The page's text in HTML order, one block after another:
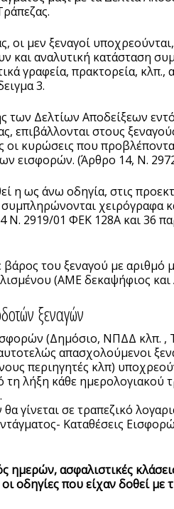
οι μεν ξεναγοί
και αναλυτική κατάσταση
γραφεία, πρακτορεία, κλπ.,
3.
των Δελτίων Αποδείξεων
επιβάλλονται στους
οι κυρώσεις που
εισφορών. (Άρθρο 14, Ν.
η ως άνω οδηγία, στις
χειρόγραφα
Ν. 2919/01 ΦΕΚ 128Α και 36
του ξεναγού με αριθμό
(ΑΜΕ δεκαψήφιος
ξεναγών
(Δημόσιο, ΝΠΔΔ κλπ. ,
απασχολούμενοι
περιηγητές κλπ)
λήξη κάθε ημερολογιακού
γίνεται σε τραπεζικό
Καταθέσεις
ημερών, ασφαλιστικές
οδηγίες που είχαν δοθεί με